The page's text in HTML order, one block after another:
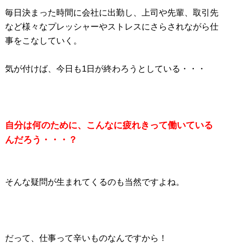
毎日決まった時間に会社に出勤し、上司や先輩、取引先
など様々なプレッシャーやストレスにさらされながら仕
事をこなしていく。
気が付けば、今日も1日が終わろうとしている・・・
自分は何のために、こんなに疲れきって働いている
んだろう・・・？
そんな疑問が生まれてくるのも当然ですよね。
だって、仕事って辛いものなんですから！